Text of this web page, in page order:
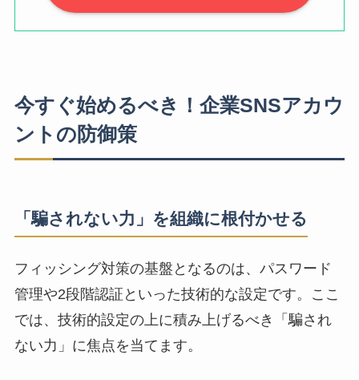
今すぐ始めるべき！企業SNSアカウ
ントの防御策
「騙されない力」を組織に根付かせる
フィッシング対策の基盤となるのは、パスワード
管理や2段階認証といった技術的な設定です。ここ
では、技術的設定の上に積み上げるべき「騙され
ない力」に焦点を当てます。